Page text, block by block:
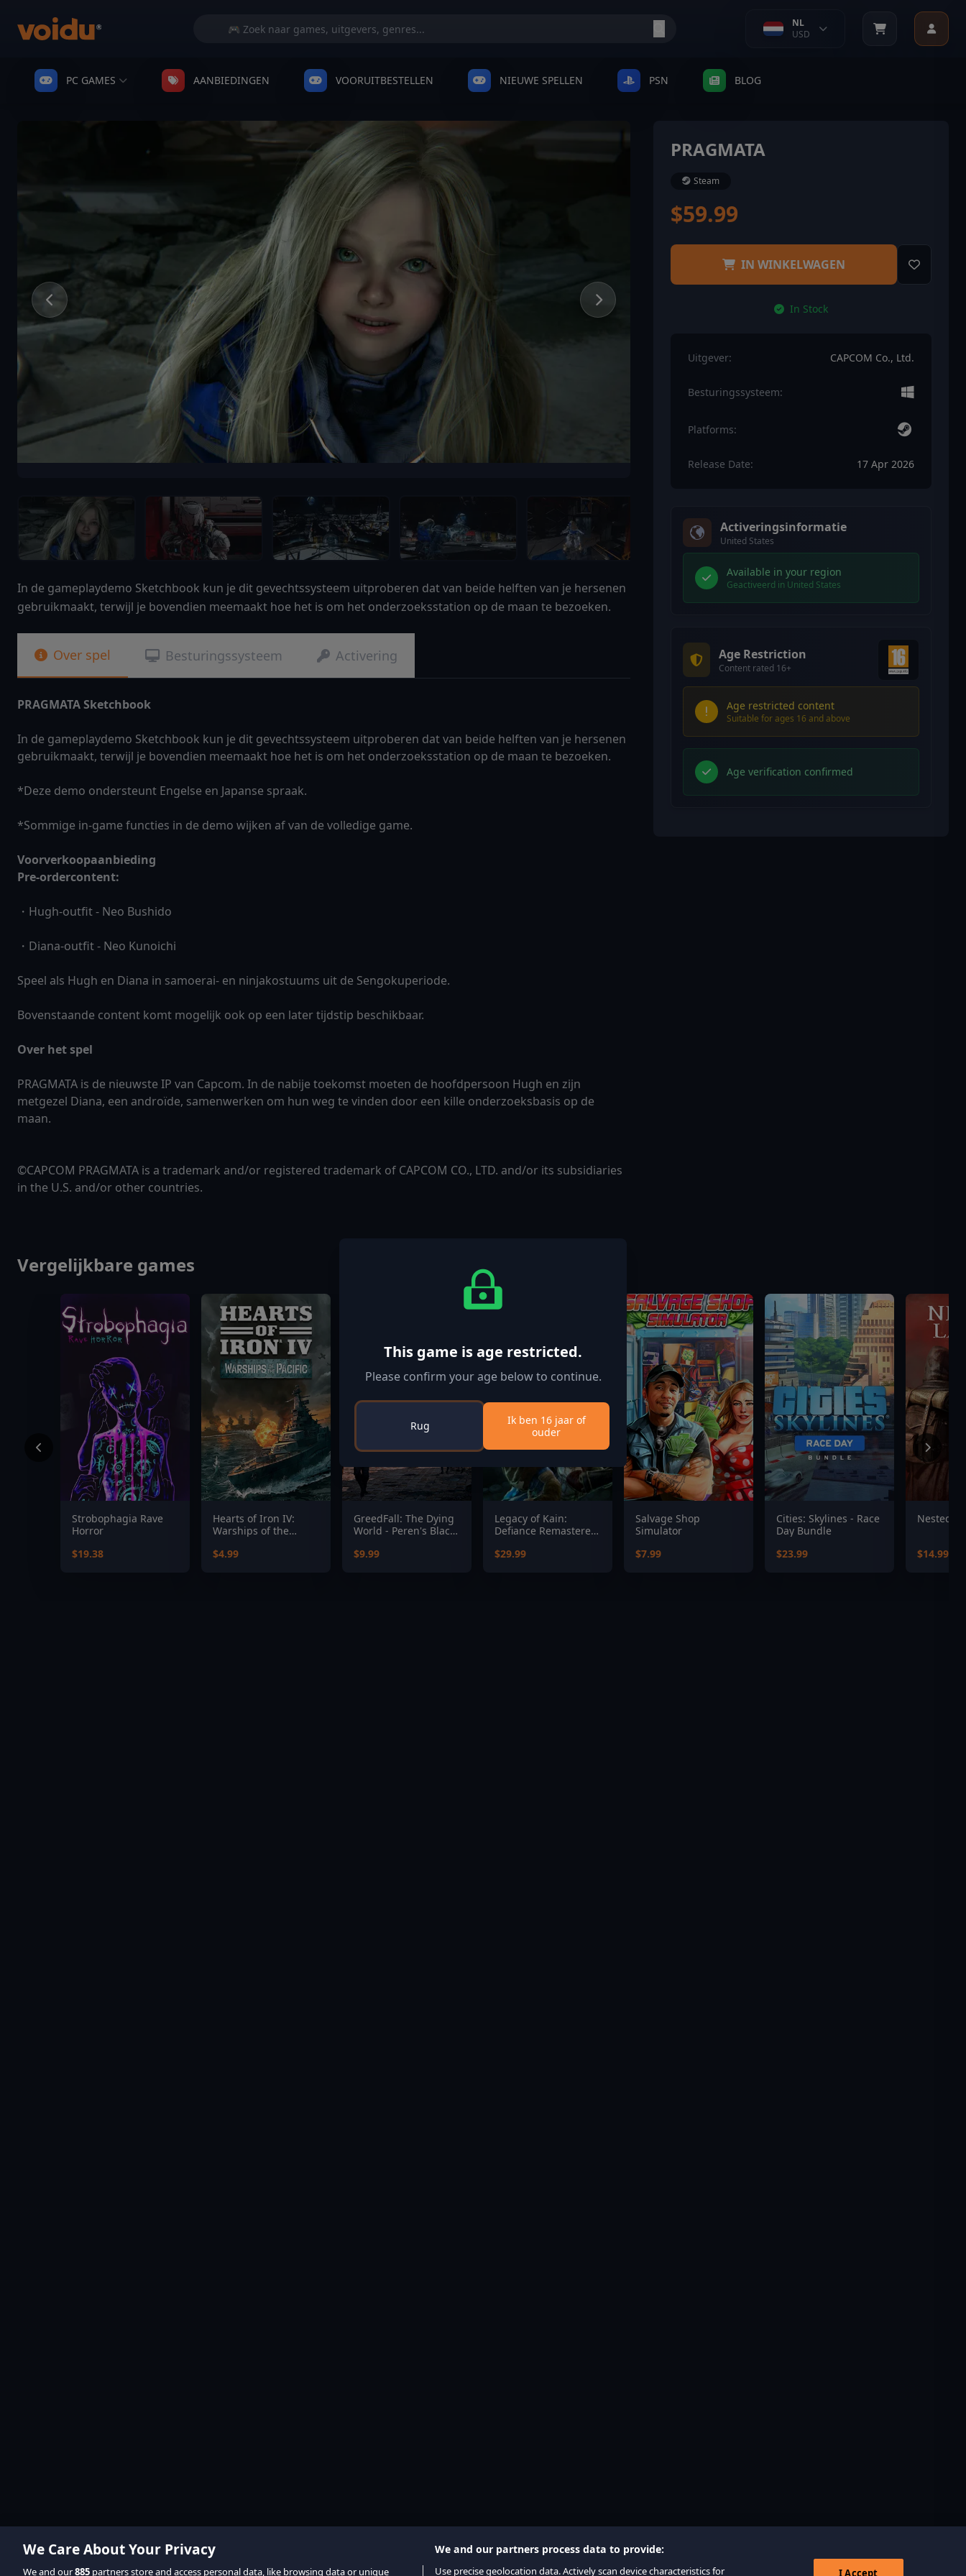
NL
USD
PC GAMES AANBIEDINGEN VOORUITBESTELLEN NIEUWE SPELLEN PSN BLOG
In de gameplaydemo Sketchbook kun je dit gevechtssysteem uitproberen dat van beide helften van je hersenen
gebruikmaakt, terwijl je bovendien meemaakt hoe het is om het onderzoeksstation op de maan te bezoeken.
Over spel Besturingssysteem Activering
PRAGMATA Sketchbook
In de gameplaydemo Sketchbook kun je dit gevechtssysteem uitproberen dat van beide helften van je hersenen
gebruikmaakt, terwijl je bovendien meemaakt hoe het is om het onderzoeksstation op de maan te bezoeken.
*Deze demo ondersteunt Engelse en Japanse spraak.
*Sommige in-game functies in de demo wijken af van de volledige game.
Voorverkoopaanbieding
Pre-ordercontent:
・Hugh-outfit - Neo Bushido
・Diana-outfit - Neo Kunoichi
Speel als Hugh en Diana in samoerai- en ninjakostuums uit de Sengokuperiode.
Bovenstaande content komt mogelijk ook op een later tijdstip beschikbaar.
Over het spel
PRAGMATA is de nieuwste IP van Capcom. In de nabije toekomst moeten de hoofdpersoon Hugh en zijn
metgezel Diana, een androïde, samenwerken om hun weg te vinden door een kille onderzoeksbasis op de
maan.
©CAPCOM PRAGMATA is a trademark and/or registered trademark of CAPCOM CO., LTD. and/or its subsidiaries
in the U.S. and/or other countries.
PRAGMATA
Steam
$59.99
IN WINKELWAGEN
In Stock
Uitgever: CAPCOM Co., Ltd.
Besturingssysteem:
Platforms:
Release Date: 17 Apr 2026
Activeringsinformatie
United States
Available in your region
Geactiveerd in United States
Age Restriction
Content rated 16+
Age restricted content
Suitable for ages 16 and above
Age verification confirmed
Vergelijkbare games
Strobophagia Rave
Horror
$19.38
Hearts of Iron IV:
Warships of the
$4.99
GreedFall: The Dying
World - Peren's Black
$9.99
Legacy of Kain:
Defiance Remastered
$29.99
Salvage Shop
Simulator
$7.99
Cities: Skylines - Race
Day Bundle
$23.99
Nested
$14.99
This game is age restricted.
Please confirm your age below to continue.
Rug
Ik ben 16 jaar of
ouder
We Care About Your Privacy
We and our885 partners store and access personal data, like browsing data or unique
We and our partners process data to provide:
Use precise geolocation data. Actively scan device characteristics for I Accept